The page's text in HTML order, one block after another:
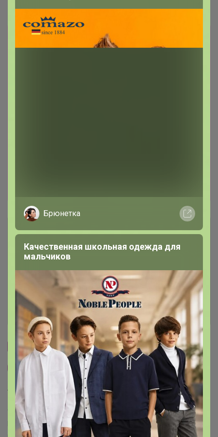
Новости
ПОЯВИЛАСЬ ВОЗМОЖНОСТЬ ПРЯМОЙ
ОПЛАТЫ ЗАКАЗОВ! Всё наличие у меня на
Описание
Условия участия
Ключевые даты
История проведённых выкупов
Cтраничка организатора
Другие СП организатора Starling
Торговые марки
Guess™ Calvin Klein™ DKNY™ Karl Lagerfeld™
Zara™
Mango™
H&M™ Tommy Hilfiger™
US. Polo Assn™
Брюнетка
Качественная школьная одежда для
мальчиков